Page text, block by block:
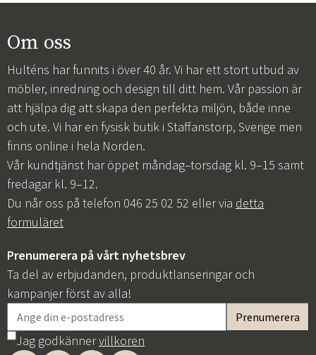
Om oss
Hulténs har funnits i över 40 år. Vi har ett stort utbud av
möbler, inredning och design till ditt hem. Vår passion är
att hjälpa dig att skapa den perfekta miljön, både inne
och ute. Vi har en fysisk butik i Staffanstorp, Sverige men
finns online i hela Norden.
Vår kundtjänst har öppet måndag–torsdag kl. 9–15 samt
fredagar kl. 9–12.
Du når oss på telefon 046 25 02 52 eller via detta
formuläret
Prenumerera på vårt nyhetsbrev
Ta del av erbjudanden, produktlanseringar och
kampanjer först av alla!
Jag godkännervillkoren